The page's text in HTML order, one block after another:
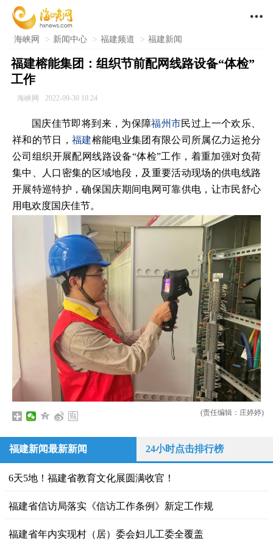

海峡网 > 新闻中心 > 福建频道 > 福建新闻
福建榕能集团：组织节前配网线路设备“体检”
工作
海峡网 2022-09-30 18:24
国庆佳节即将到来，为保障福州市民过上一个欢乐、
祥和的节日， 福建榕能电业集团有限公司所属亿力运抢分
公司组织开展配网线路设备“体检”工作，着重加强对负荷
集中、人口密集的区域地段，及重要活动现场的供电线路
开展特巡特护，确保国庆期间电网可靠供电，让市民舒心
用电欢度国庆佳节。
(责任编辑：庄婷婷)
福建新闻最新新闻 24小时点击排行榜
6天5地！福建省教育文化展圆满收官！
福建省信访局落实《信访工作条例》新定工作规
福建省年内实现村（居）委会妇儿工委全覆盖